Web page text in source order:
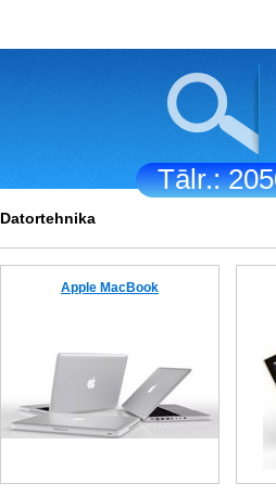
Tālr.:
Datortehnika
Apple MacBook